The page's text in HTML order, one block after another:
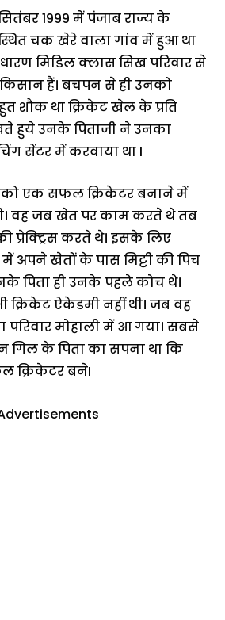
1999 में पंजाब राज्य के
चक खेरे वाला गांव में हुआ था
मिडिल क्लास सिख परिवार से
हैं। बचपन से ही उनको
शौक था क्रिकेट खेल के प्रति
हुये उनके पिताजी ने उनका
सेंटर में करवाया था I
एक सफल क्रिकेटर बनाने में
वह जब खेत पर काम करते थे तब
प्रेक्ट्रिस करते थे। इसके लिए
अपने खेतों के पास मिट्टी की पिच
पिता ही उनके पहले कोच थे।
ऐकेडमी नहीं थी। जब वह
परिवार मोहाली में आ गया। सबसे
गिल के पिता का सपना था कि
क्रिकेटर बनेI